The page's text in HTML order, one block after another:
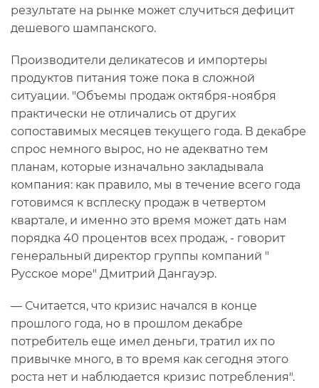
результате на рынке может случиться дефицит
дешевого шампанского.
Производители деликатесов и импортеры
продуктов питания тоже пока в сложной
ситуации. "Объемы продаж октября-ноября
практически не отличались от других
сопоставимых месяцев текущего года. В декабре
спрос немного вырос, но не адекватно тем
планам, которые изначально закладывала
компания: как правило, мы в течение всего года
готовимся к всплеску продаж в четвертом
квартале, и именно это время может дать нам
порядка 40 процентов всех продаж, - говорит
генеральный директор группы компаний "
Русское море" Дмитрий Дангауэр.
— Считается, что кризис начался в конце
прошлого года, но в прошлом декабре
потребитель еще имел деньги, тратил их по
привычке много, в то время как сегодня этого
роста нет и наблюдается кризис потребления".